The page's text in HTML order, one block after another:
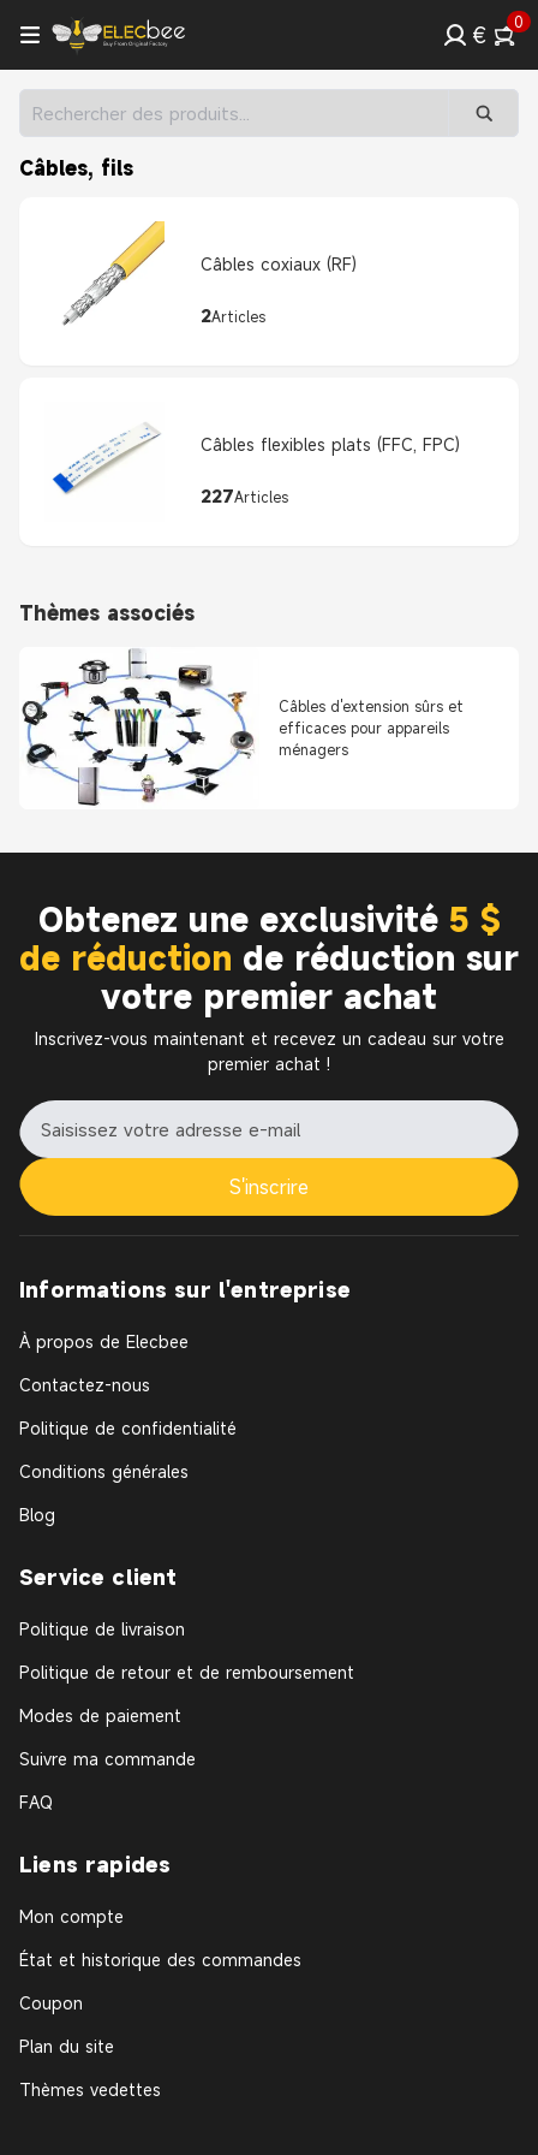
€ 0
Câbles, fils
Câbles coxiaux (RF)
2Articles
Câbles flexibles plats (FFC, FPC)
227Articles
Thèmes associés
Câbles d'extension sûrs et
efficaces pour appareils
ménagers
Obtenez une exclusivité 5 $
de réduction de réduction sur
votre premier achat
Inscrivez-vous maintenant et recevez un cadeau sur votre
premier achat !
S'inscrire
Informations sur l'entreprise
À propos de Elecbee
Contactez-nous
Politique de confidentialité
Conditions générales
Blog
Service client
Politique de livraison
Politique de retour et de remboursement
Modes de paiement
Suivre ma commande
FAQ
Liens rapides
Mon compte
État et historique des commandes
Coupon
Plan du site
Thèmes vedettes